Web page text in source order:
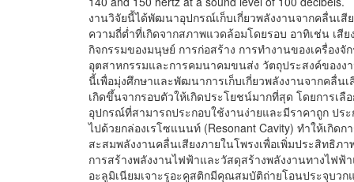
งานวิจัยนี้ได้พัฒนาอุปกรณ์เก็บเกี่ยวพลังงานจากคลื่นเสี
ความถี่ต่ำที่เกิดจากสภาพแวดล้อมโดยรอบ อาทิเช่น เสีย
กิจกรรมของมนุษย์ การก่อสร้าง การทำงานของเครื่องจั
อุตสาหกรรมและการคมนาคมขนส่ง วัตถุประสงค์ของง
นี้เพื่อมุ่งศึกษาและพัฒนาการเก็บเกี่ยวพลังงานจากคลื่นเ
เกิดขึ้นจากรอบตัวให้เกิดประโยชน์มากที่สุด โดยการเลื
อุปกรณ์ที่สามารถประกอบใช้งานง่ายและมีราคาถูก ปร
ไปด้วยกล่องเรโซแนนท์ (Resonant Cavity) ทำให้เกิดก
สะสมพลังงานคลื่นเสียงภายในโพรงเพื่อเพิ่มประสิทธิภา
การสร้างพลังงานไฟฟ้าและวัสดุสร้างพลังงานทางไฟฟ้
อะลูมิเนียมเจาะรูอะคูสติกมีคุณสมบัติถ่ายโอนประจุบวก